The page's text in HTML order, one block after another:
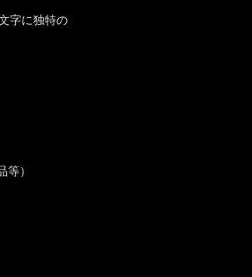
字に独特の
）